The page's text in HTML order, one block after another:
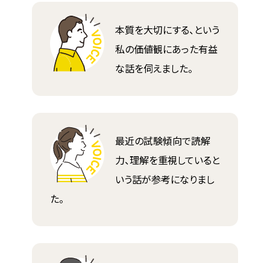
本質を大切にする、という
私の価値観にあった有益
な話を伺えました。
最近の試験傾向で読解
力、理解を重視していると
いう話が参考になりまし
た。